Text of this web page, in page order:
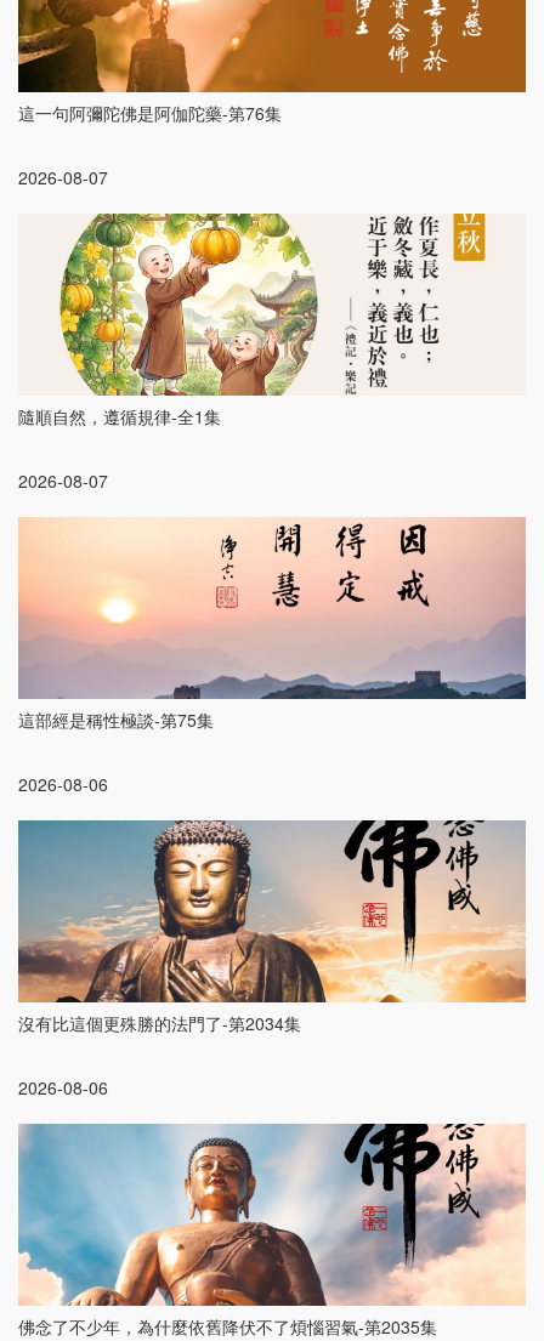
這一句阿彌陀佛是阿伽陀藥-第76集
2026-08-07
隨順自然，遵循規律-全1集
2026-08-07
這部經是稱性極談-第75集
2026-08-06
沒有比這個更殊勝的法門了-第2034集
2026-08-06
佛念了不少年，為什麼依舊降伏不了煩惱習氣-第2035集